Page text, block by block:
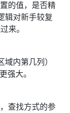
的值，是否精
辑对新手较复
来。
内第几列）
强大。
查找方式的参